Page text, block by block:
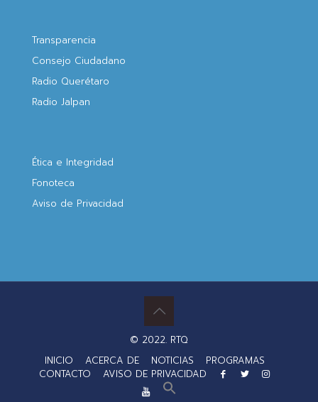
Transparencia
Consejo Ciudadano
Radio Querétaro
Radio Jalpan
Ética e Integridad
Fonoteca
Aviso de Privacidad
© 2022. RTQ
INICIO
ACERCA DE NOTICIAS
PROGRAMAS
CONTACTO
AVISO DE PRIVACIDAD